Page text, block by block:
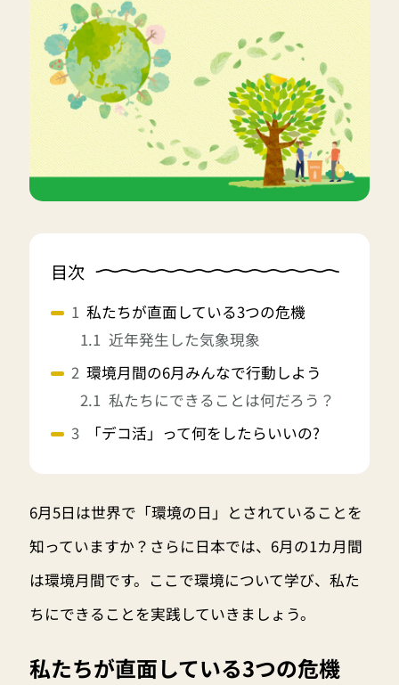
目次
私たちが直面している3つの危機
近年発生した気象現象
環境月間の6月みんなで行動しよう
私たちにできることは何だろう？
「デコ活」って何をしたらいいの?
6月5日は世界で「環境の日」とされていることを
知っていますか？さらに日本では、6月の1カ月間
は環境月間です。ここで環境について学び、私た
ちにできることを実践していきましょう。
私たちが直面している3つの危機